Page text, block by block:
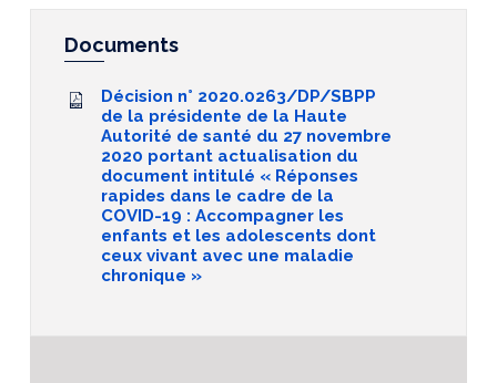
Documents
Décision n° 2020.0263/DP/SBPP
de la présidente de la Haute
Autorité de santé du 27 novembre
2020 portant actualisation du
document intitulé « Réponses
rapides dans le cadre de la
COVID-19 : Accompagner les
enfants et les adolescents dont
ceux vivant avec une maladie
chronique »